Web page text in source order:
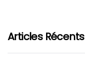
Articles Récents